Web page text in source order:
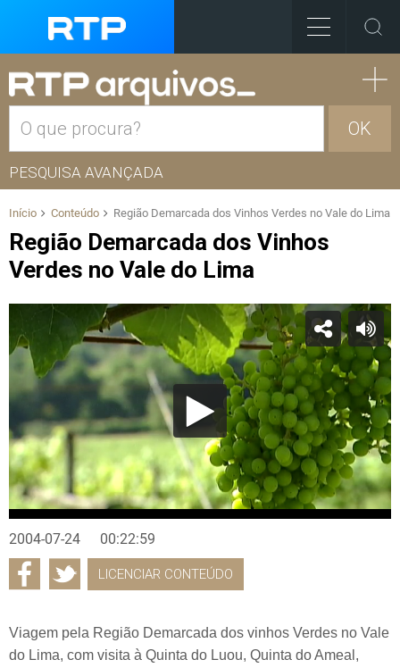
OK
PESQUISA AVANÇADA
Início Conteúdo Região Demarcada dos Vinhos Verdes no Vale do Lima
Região Demarcada dos Vinhos
Verdes no Vale do Lima
2004-07-24 00:22:59
LICENCIAR CONTEÚDO
Viagem pela Região Demarcada dos vinhos Verdes no Vale
do Lima, com visita à Quinta do Luou, Quinta do Ameal,